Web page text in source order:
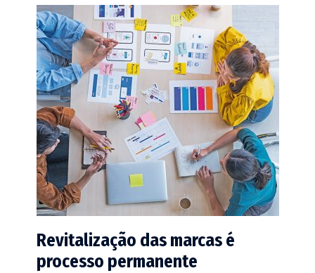
Revitalização das marcas é
processo permanente